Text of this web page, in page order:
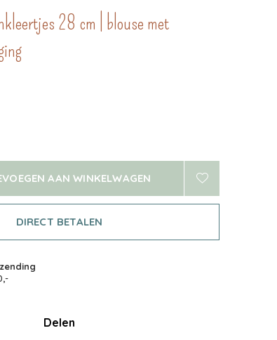
28 cm | blouse met
AAN WINKELWAGEN
DIRECT BETALEN
Delen